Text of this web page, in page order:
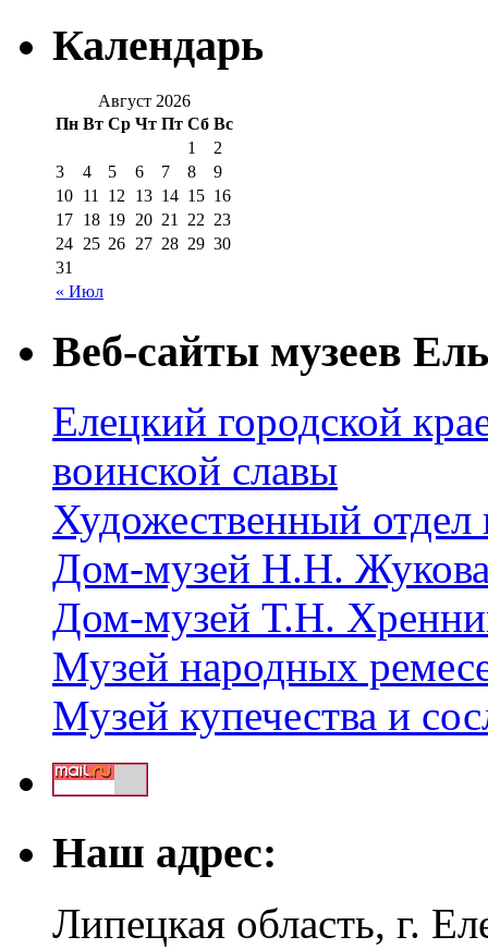
Календарь
Август 2026
Пн Вт Ср Чт Пт Сб Вс
« Июл
1
2
3
4 5 6 7 8
9
10 11 12 13 14 15 16
17 18 19 20 21 22 23
24 25 26 27 28 29 30
31
Веб-сайты музеев
Елецкий городской
воинской славы
Художественный отдел
Дом-музей Н.Н.
Дом-музей Т.Н.
Музей народных
Музей купечества и
Наш адрес:
Липецкая область, г.